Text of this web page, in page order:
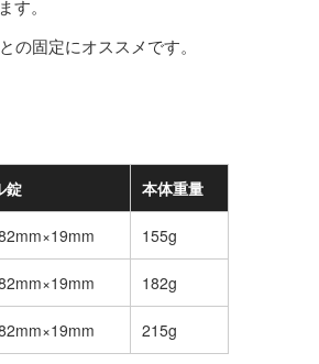
。
固定にオススメです。
錠 本体重量
155g
182g
215g